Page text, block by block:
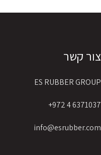
צור קשר
ES RUBBER GROUP
6371037 4 972+
info@esrubber.com